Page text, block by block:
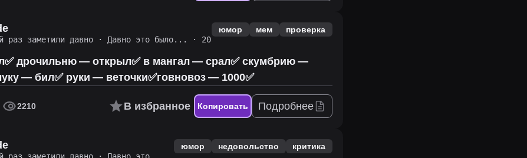
раз заметили давно · Давно это было...
· 20
юмор мем проверка
дрочильню — открыл✅ в мангал — срал✅ скумбрию —
— бил✅ руки — веточки✅говновоз — 1000✅
2210 В избранное Копировать Подробнее
юмор недовольство критика